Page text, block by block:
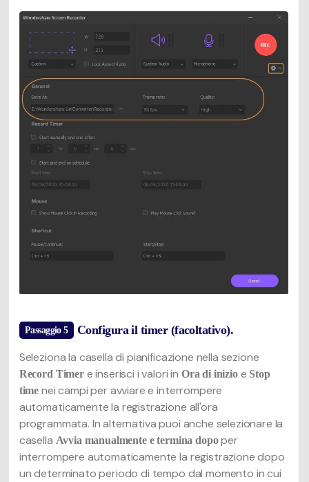
Passaggio 5 Configura il timer (facoltativo).
Seleziona la casella di pianificazione nella sezione
Record Timere inserisci i valori in Ora di inizioe Stop
time nei campi per avviare e interrompere
automaticamente la registrazione all'ora
programmata. In alternativa puoi anche selezionare la
casella Avvia manualmente e termina dopoper
interrompere automaticamente la registrazione dopo
un determinato periodo di tempo dal momento in cui